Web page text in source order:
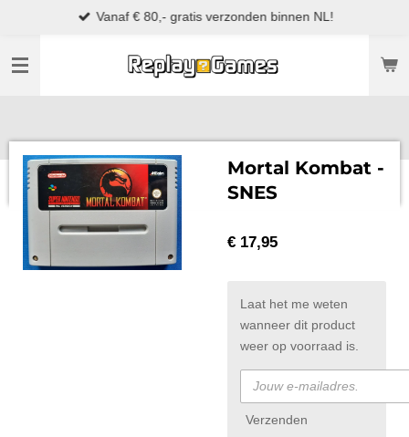
naar
Vanaf € 80,- gratis verzonden binnen NL!
Mortal Kombat -
SNES
€ 17,95
Laat het me weten
wanneer dit product
weer op voorraad is.
Verzenden